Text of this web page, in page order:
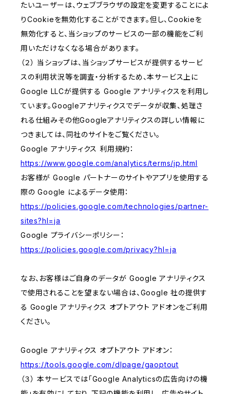
たいユーザーは、ウェブブラウザの設定を変更することによ
りCookieを無効化することができます。但し、Cookieを
無効化すると、当ショップのサービスの一部の機能をご利
用いただけなくなる場合があります。
（２） 当ショップは、当ショップサービスが提供するサービ
スの利用状況等を調査・分析するため、本サービス上に
Google LLCが提供する Google アナリティクスを利用し
ています。Googleアナリティクスでデータが収集、処理さ
れる仕組みその他Googleアナリティクスの詳しい情報に
つきましては、同社のサイトをご覧ください。
Google アナリティクス 利用規約：
https://www.google.com/analytics/terms/jp.html
お客様が Google パートナーのサイトやアプリを使用する
際の Google によるデータ使用：
https://policies.google.com/technologies/partner-
sites?hl=ja
Google プライバシーポリシー：
https://policies.google.com/privacy?hl=ja
なお、お客様はご自身のデータが Google アナリティクス
で使用されることを望まない場合は、Google 社の提供す
る Google アナリティクス オプトアウト アドオンをご利用
ください。
Google アナリティクス オプトアウト アドオン：
https://tools.google.com/dlpage/gaoptout
（３） 本サービスでは「Google Analyticsの広告向けの機